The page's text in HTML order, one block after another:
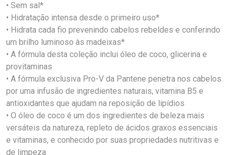
• Sem sal*
• Hidratação intensa desde o primeiro uso*
• Hidrata cada fio prevenindo cabelos rebeldes e conferindo
um brilho luminoso às madeixas*
• A fórmula desta coleção inclui óleo de coco, glicerina e
provitaminas
• A fórmula exclusiva Pro-V da Pantene penetra nos cabelos
por uma infusão de ingredientes naturais, vitamina B5 e
antioxidantes que ajudam na reposição de lipídios
• O óleo de coco é um dos ingredientes de beleza mais
versáteis da natureza, repleto de ácidos graxos essenciais
e vitaminas, e conhecido por suas propriedades nutritivas e
de limpeza